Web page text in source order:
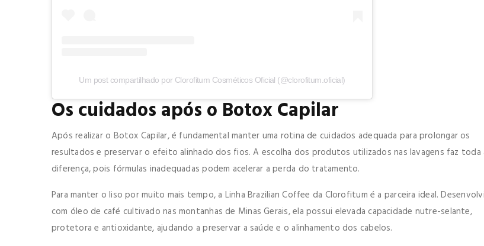
Um post compartilhado por Clorofitum Cosméticos Oficial (@clorofitum.oficial)
Os cuidados após o Botox Capilar
Após realizar o Botox Capilar, é fundamental manter uma rotina de cuidados adequada para prolongar os
resultados e preservar o efeito alinhado dos fios. A escolha dos produtos utilizados nas lavagens faz toda
diferença, pois fórmulas inadequadas podem acelerar a perda do tratamento.
Para manter o liso por muito mais tempo, a Linha Brazilian Coffee da Clorofitum é a parceira ideal.
com óleo de café cultivado nas montanhas de Minas Gerais, ela possui elevada capacidade nutre-selante,
protetora e antioxidante, ajudando a preservar a saúde e o alinhamento dos cabelos.